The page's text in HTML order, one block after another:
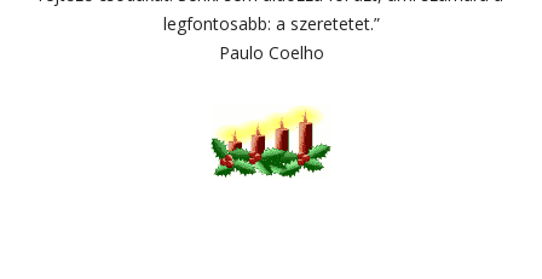
legfontosabb: a szeretetet.”
Paulo Coelho